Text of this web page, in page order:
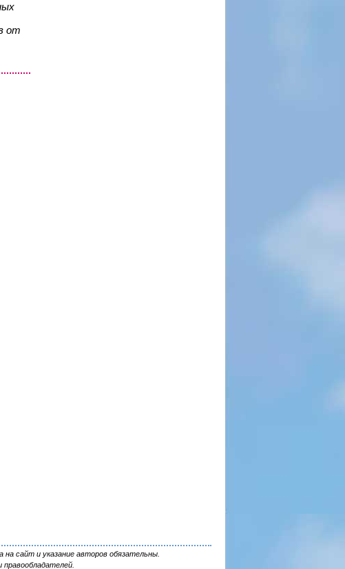
от
сайт и указание авторов обязательны.